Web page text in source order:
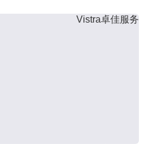
Vistra卓佳服务